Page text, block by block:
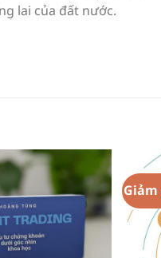
lai của đất nước.
Add to
Wishlist